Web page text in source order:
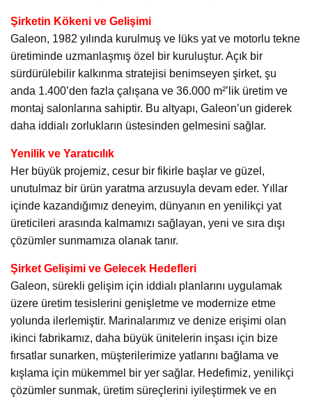
Şirketin Kökeni ve Gelişimi
Galeon, 1982 yılında kurulmuş ve lüks yat ve motorlu tekne
üretiminde uzmanlaşmış özel bir kuruluştur. Açık bir
sürdürülebilir kalkınma stratejisi benimseyen şirket, şu
anda 1.400’den fazla çalışana ve 36.000 m²’lik üretim ve
montaj salonlarına sahiptir. Bu altyapı, Galeon’un giderek
daha iddialı zorlukların üstesinden gelmesini sağlar.
Yenilik ve Yaratıcılık
Her büyük projemiz, cesur bir fikirle başlar ve güzel,
unutulmaz bir ürün yaratma arzusuyla devam eder. Yıllar
içinde kazandığımız deneyim, dünyanın en yenilikçi yat
üreticileri arasında kalmamızı sağlayan, yeni ve sıra dışı
çözümler sunmamıza olanak tanır.
Şirket Gelişimi ve Gelecek Hedefleri
Galeon, sürekli gelişim için iddialı planlarını uygulamak
üzere üretim tesislerini genişletme ve modernize etme
yolunda ilerlemiştir. Marinalarımız ve denize erişimi olan
ikinci fabrikamız, daha büyük ünitelerin inşası için bize
fırsatlar sunarken, müşterilerimize yatlarını bağlama ve
kışlama için mükemmel bir yer sağlar. Hedefimiz, yenilikçi
çözümler sunmak, üretim süreçlerini iyileştirmek ve en